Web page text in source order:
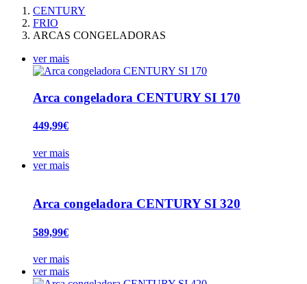
CENTURY
FRIO
ARCAS CONGELADORAS
ver mais
Arca congeladora CENTURY SI 170
449,99€
ver mais
ver mais
Arca congeladora CENTURY SI 320
589,99€
ver mais
ver mais